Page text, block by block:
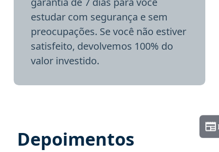
estudar com segurança e sem
preocupações. Se você não estiver
satisfeito, devolvemos 100% do
valor investido.
Depoimentos